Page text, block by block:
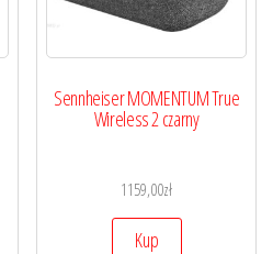
Sennheiser MOMENTUM True
Wireless 2 czarny
1159,00zł
Kup